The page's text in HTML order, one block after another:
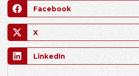
Facebook
X
LinkedIn